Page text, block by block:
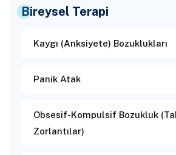
Bireysel Terapi
Kaygı (Anksiyete) Bozuklukları
Panik Atak
Obsesif-Kompulsif Bozukluk
Zorlantılar)